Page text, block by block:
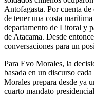
Antofagasta. Por cuenta
de tener una costa
departamento de Litoral y
de Atacama. Desde
conversaciones para un
Para Evo Morales, la
basada en un discurso
Morales prepara desde ya
cuarto mandato